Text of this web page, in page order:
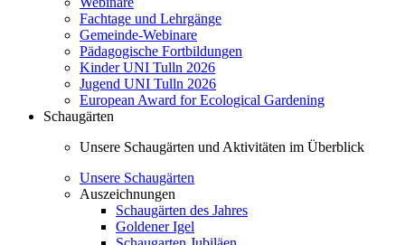
Fachtage und Lehrgänge
Gemeinde-Webinare
Pädagogische Fortbildungen
Kinder UNI Tulln 2026
Jugend UNI Tulln 2026
European Award for Ecological Gardening
Schaugärten
Unsere Schaugärten und Aktivitäten im Überblick
Unsere Schaugärten
Auszeichnungen
Schaugärten des Jahres
Goldener Igel